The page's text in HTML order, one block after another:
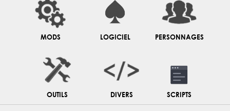
MODS LOGICIEL PERSONNAGES
OUTILS DIVERS SCRIPTS